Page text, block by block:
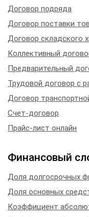
Договор подряда
Договор поставки
Договор складского
Коллективный
Предварительный
Трудовой договор с
Договор
Счет-договор
Прайс-лист онлайн
Финансовый
Доля долгосрочных
Доля основных
Коэффициент